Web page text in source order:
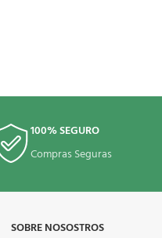
100% SEGURO
Compras Seguras
SOBRE NOSOSTROS